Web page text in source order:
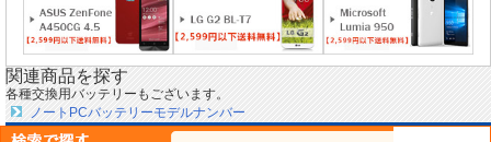
関連商品を探す
各種交換用バッテリーもございます。
ノートPCバッテリーモデルナンバー